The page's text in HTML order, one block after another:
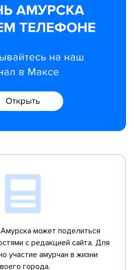
может поделиться
с редакцией сайта. Для
участие амурчан в жизни
города.